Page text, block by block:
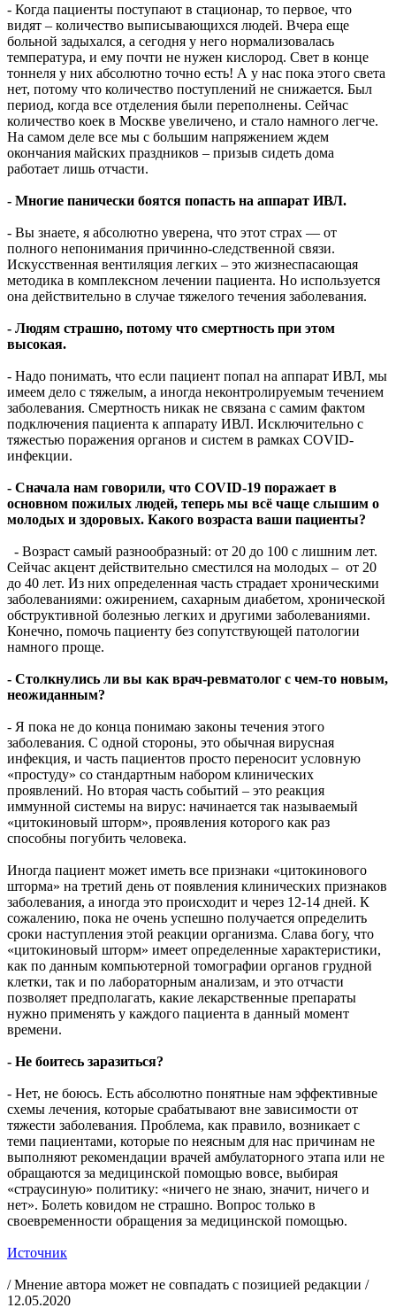
- Когда пациенты поступают в стационар, то первое, что
видят – количество выписывающихся людей. Вчера еще
больной задыхался, а сегодня у него нормализовалась
температура, и ему почти не нужен кислород. Свет в конце
тоннеля у них абсолютно точно есть! А у нас пока этого света
нет, потому что количество поступлений не снижается. Был
период, когда все отделения были переполнены. Сейчас
количество коек в Москве увеличено, и стало намного легче.
На самом деле все мы с большим напряжением ждем
окончания майских праздников – призыв сидеть дома
работает лишь отчасти.
- Многие панически боятся попасть на аппарат ИВЛ.
- Вы знаете, я абсолютно уверена, что этот страх — от
полного непонимания причинно-следственной связи.
Искусственная вентиляция легких – это жизнеспасающая
методика в комплексном лечении пациента. Но используется
она действительно в случае тяжелого течения заболевания.
- Людям страшно, потому что смертность при этом
высокая.
- Надо понимать, что если пациент попал на аппарат ИВЛ, мы
имеем дело с тяжелым, а иногда неконтролируемым течением
заболевания. Смертность никак не связана с самим фактом
подключения пациента к аппарату ИВЛ. Исключительно с
тяжестью поражения органов и систем в рамках COVID-
инфекции.
- Сначала нам говорили, что COVID-19 поражает в
основном пожилых людей, теперь мы всё чаще слышим о
молодых и здоровых. Какого возраста ваши пациенты?
- Возраст самый разнообразный: от 20 до 100 с лишним лет.
Сейчас акцент действительно сместился на молодых – от 20
до 40 лет. Из них определенная часть страдает хроническими
заболеваниями: ожирением, сахарным диабетом, хронической
обструктивной болезнью легких и другими заболеваниями.
Конечно, помочь пациенту без сопутствующей патологии
намного проще.
- Столкнулись ли вы как врач-ревматолог с чем-то новым,
неожиданным?
- Я пока не до конца понимаю законы течения этого
заболевания. С одной стороны, это обычная вирусная
инфекция, и часть пациентов просто переносит условную
«простуду» со стандартным набором клинических
проявлений. Но вторая часть событий – это реакция
иммунной системы на вирус: начинается так называемый
«цитокиновый шторм», проявления которого как раз
способны погубить человека.
Иногда пациент может иметь все признаки «цитокинового
шторма» на третий день от появления клинических признаков
заболевания, а иногда это происходит и через 12-14 дней. К
сожалению, пока не очень успешно получается определить
сроки наступления этой реакции организма. Слава богу, что
«цитокиновый шторм» имеет определенные характеристики,
как по данным компьютерной томографии органов грудной
клетки, так и по лабораторным анализам, и это отчасти
позволяет предполагать, какие лекарственные препараты
нужно применять у каждого пациента в данный момент
времени.
- Не боитесь заразиться?
- Нет, не боюсь. Есть абсолютно понятные нам эффективные
схемы лечения, которые срабатывают вне зависимости от
тяжести заболевания. Проблема, как правило, возникает с
теми пациентами, которые по неясным для нас причинам не
выполняют рекомендации врачей амбулаторного этапа или не
обращаются за медицинской помощью вовсе, выбирая
«страусиную» политику: «ничего не знаю, значит, ничего и
нет». Болеть ковидом не страшно. Вопрос только в
своевременности обращения за медицинской помощью.
Источник
/ Мнение автора может не совпадать с позицией редакции /
12.05.2020